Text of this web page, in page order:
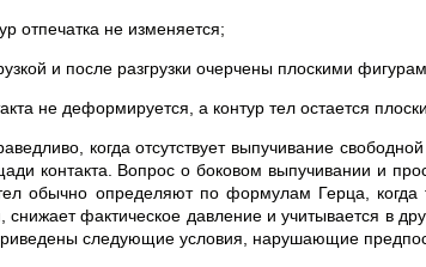
отпечатка не изменяется;
и после разгрузки очерчены плоскими
не деформируется, а контур тел остается
когда отсутствует выпучивание
контакта. Вопрос о боковом выпучивании и
обычно определяют по формулам Герца,
снижает фактическое давление и учитывается в
следующие условия, нарушающие